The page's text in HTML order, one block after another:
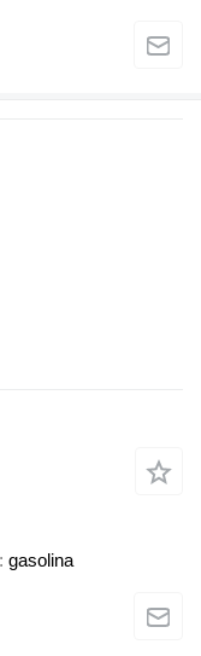
gasolina